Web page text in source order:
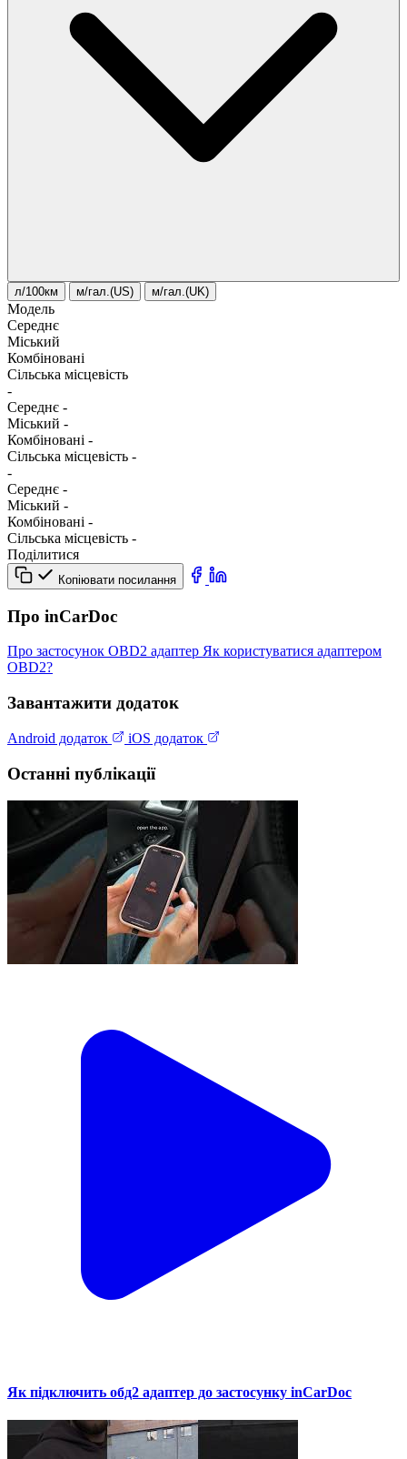
л/100км м/гал.(US) м/гал.(UK)
Модель
Середнє
Міський
Комбіновані
Сільська місцевість
-
Середнє -
Міський -
Комбіновані -
Сільська місцевість -
-
Середнє -
Міський -
Комбіновані -
Сільська місцевість -
Поділитися
Копіювати посилання
Про inCarDoc
Про застосунок OBD2 адаптер Як користуватися адаптером
OBD2?
Завантажити додаток
Android додаток iOS додаток
Останні публікації
Як підключить обд2 адаптер до застосунку inCarDoc